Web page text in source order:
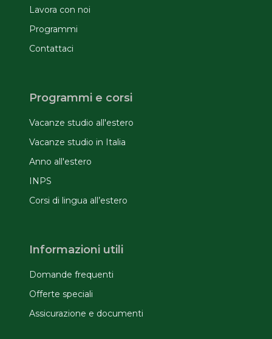
Lavora con noi
Programmi
Contattaci
Programmi e corsi
Vacanze studio all'estero
Vacanze studio in Italia
Anno all'estero
INPS
Corsi di lingua all’estero
Informazioni utili
Domande frequenti
Offerte speciali
Assicurazione e documenti